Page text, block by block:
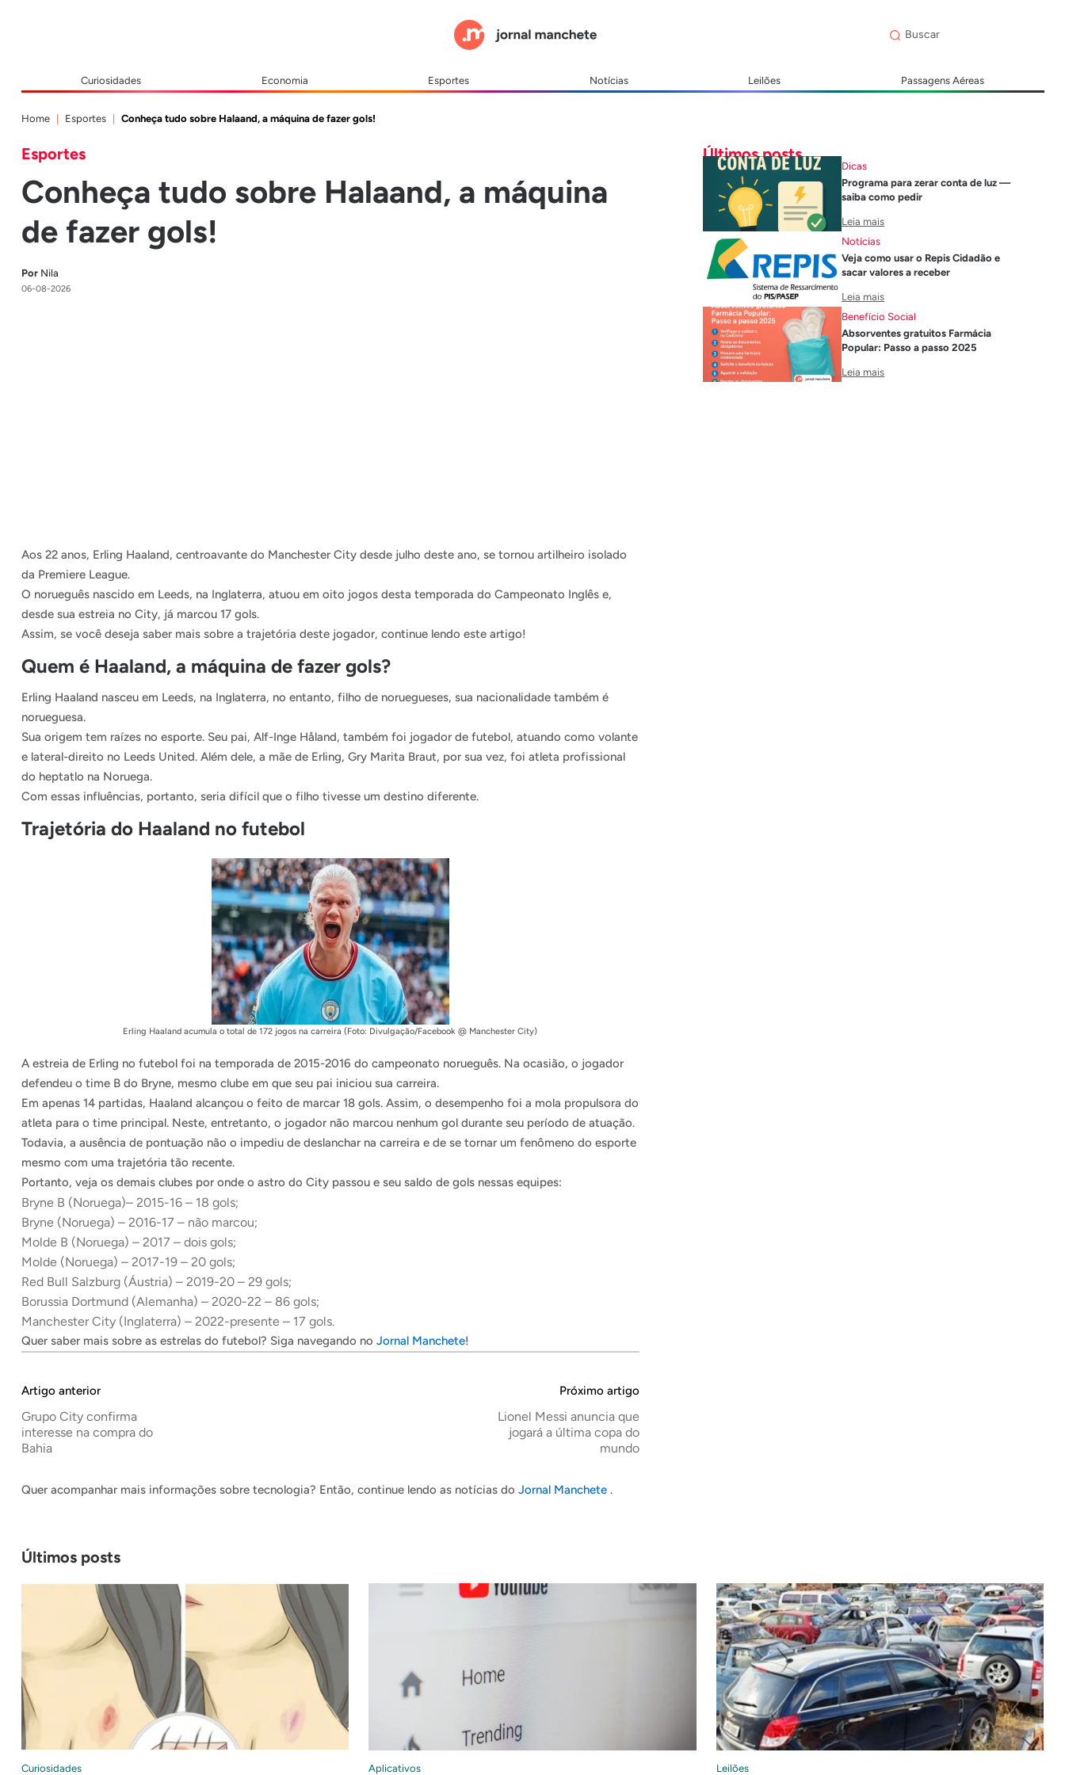
Curiosidades Economia Esportes Notícias Leilões Passagens Aéreas
Home Esportes Conheça tudo sobre Halaand, a máquina de fazer gols!
Esportes
Conheça tudo sobre Halaand, a máquina
de fazer gols!
PorNila
06-08-2026
Aos 22 anos, Erling Haaland, centroavante do Manchester City desde julho deste ano, se tornou artilheiro isolado
da Premiere League.
O norueguês nascido em Leeds, na Inglaterra, atuou em oito jogos desta temporada do Campeonato Inglês e,
desde sua estreia no City, já marcou 17 gols.
Assim, se você deseja saber mais sobre a trajetória deste jogador, continue lendo este artigo!
Quem é Haaland, a máquina de fazer gols?
Erling Haaland nasceu em Leeds, na Inglaterra, no entanto, filho de noruegueses, sua nacionalidade também é
norueguesa.
Sua origem tem raízes no esporte. Seu pai, Alf-Inge Håland, também foi jogador de futebol, atuando como volante
e lateral-direito no Leeds United. Além dele, a mãe de Erling, Gry Marita Braut, por sua vez, foi atleta profissional
do heptatlo na Noruega.
Com essas influências, portanto, seria difícil que o filho tivesse um destino diferente.
Trajetória do Haaland no futebol
Erling Haaland acumula o total de 172 jogos na carreira (Foto: Divulgação/Facebook @ Manchester City)
A estreia de Erling no futebol foi na temporada de 2015-2016 do campeonato norueguês. Na ocasião, o jogador
defendeu o time B do Bryne, mesmo clube em que seu pai iniciou sua carreira.
Em apenas 14 partidas, Haaland alcançou o feito de marcar 18 gols. Assim, o desempenho foi a mola propulsora do
atleta para o time principal. Neste, entretanto, o jogador não marcou nenhum gol durante seu período de atuação.
Todavia, a ausência de pontuação não o impediu de deslanchar na carreira e de se tornar um fenômeno do esporte
mesmo com uma trajetória tão recente.
Portanto, veja os demais clubes por onde o astro do City passou e seu saldo de gols nessas equipes:
Bryne B (Noruega)– 2015-16 – 18 gols;
Bryne (Noruega) – 2016-17 – não marcou;
Molde B (Noruega) – 2017 – dois gols;
Molde (Noruega) – 2017-19 – 20 gols;
Red Bull Salzburg (Áustria) – 2019-20 – 29 gols;
Borussia Dortmund (Alemanha) – 2020-22 – 86 gols;
Manchester City (Inglaterra) – 2022-presente – 17 gols.
Quer saber mais sobre as estrelas do futebol? Siga navegando no Jornal Manchete!
Artigo anterior
Grupo City confirma
interesse na compra do
Bahia
Próximo artigo
Lionel Messi anuncia que
jogará a última copa do
mundo
Quer acompanhar mais informações sobre tecnologia? Então, continue lendo as notícias do Jornal Manchete .
Últimos posts
Dicas
Programa para zerar conta de luz —
saiba como pedir
Leia mais
Notícias
Veja como usar o Repis Cidadão e
sacar valores a receber
Leia mais
Benefício Social
Absorventes gratuitos Farmácia
Popular: Passo a passo 2025
Leia mais
Últimos posts
Curiosidades Aplicativos Leilões